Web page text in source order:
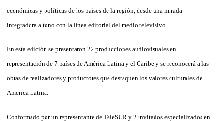
económicas y políticas de los países de la región, desde una mirada
integradora a tono con la línea editorial del medio televisivo.
En esta edición se presentaron 22 producciones audiovisuales en
representación de 7 países de América Latina y el Caribe y se reconocerá a las
obras de realizadores y productores que destaquen los valores culturales de
América Latina.
Conformado por un representante de TeleSUR y 2 invitados especializados en